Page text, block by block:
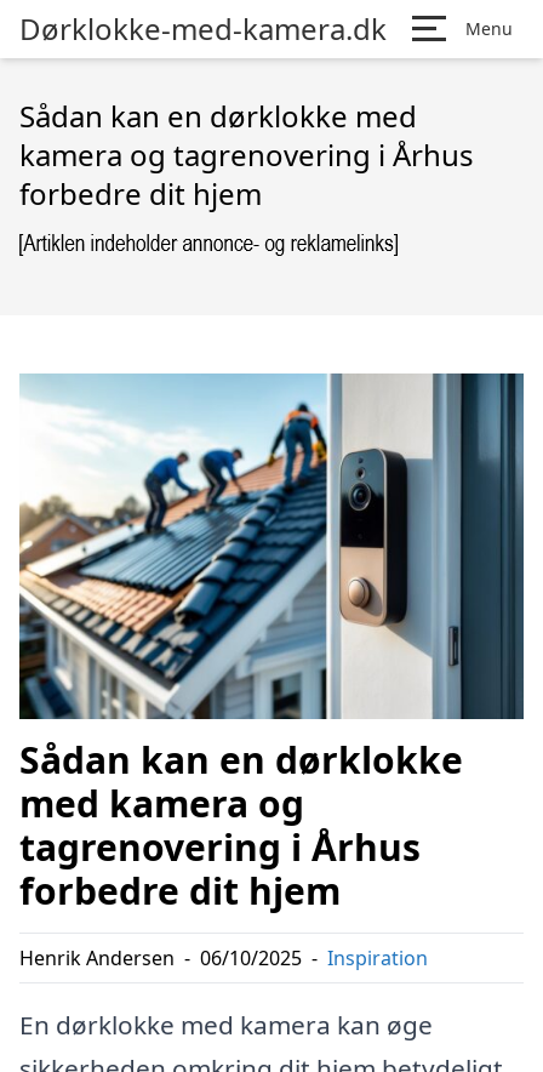
Dørklokke-med-kamera.dk Menu
Sådan kan en dørklokke med
kamera og tagrenovering i Århus
forbedre dit hjem
Sådan kan en dørklokke
med kamera og
tagrenovering i Århus
forbedre dit hjem
Henrik Andersen - 06/10/2025 - Inspiration
En dørklokke med kamera kan øge